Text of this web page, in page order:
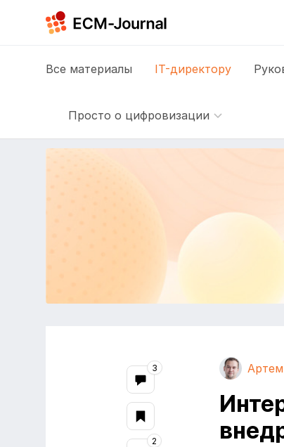
Все материалы IT-директору
Просто о цифровизации
3
2